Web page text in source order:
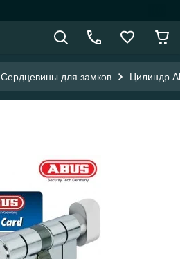
Сердцевины для замков Цилиндр